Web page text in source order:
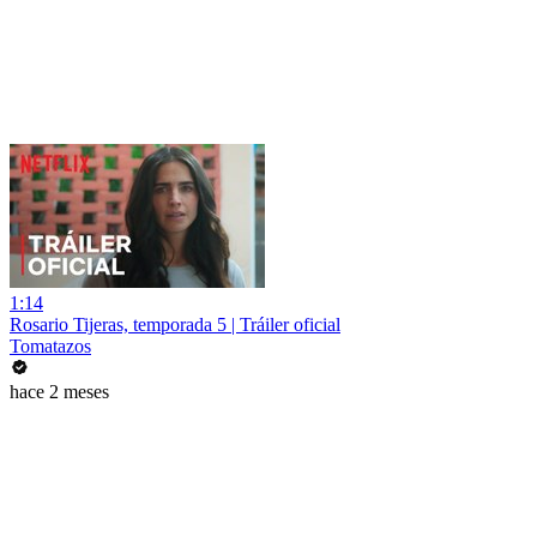
1:14
Rosario Tijeras, temporada 5 | Tráiler oficial
Tomatazos
hace 2 meses